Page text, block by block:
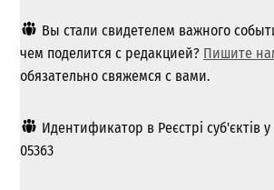
Вы стали свидетелем важного
чем поделится с редакцией? Пишите
обязательно свяжемся с вами.
Идентификатор в Реєстрі суб'єктів
05363